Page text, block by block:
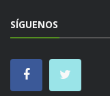
SÍGUENOS